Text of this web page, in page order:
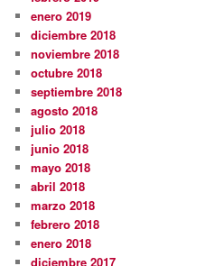
enero 2019
diciembre 2018
noviembre 2018
octubre 2018
septiembre 2018
agosto 2018
julio 2018
junio 2018
mayo 2018
abril 2018
marzo 2018
febrero 2018
enero 2018
diciembre 2017